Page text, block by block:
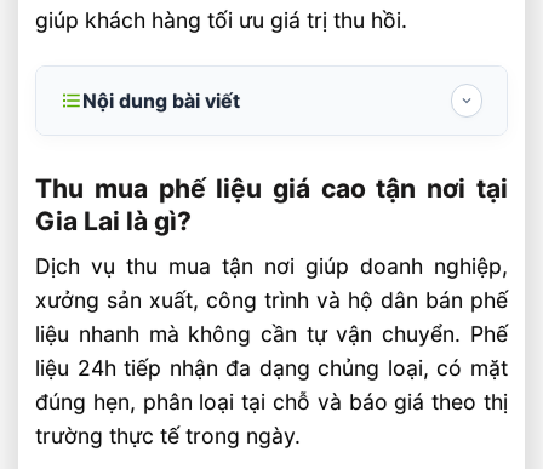
giúp khách hàng tối ưu giá trị thu hồi.
Nội dung bài viết
Lai là gì?
Những loại phế liệu được thu mua mạnh
tại Gia Lai
Quy trình thu mua tận nơi và kinh nghiệm
tối ưu giá bán
Câu hỏi thường gặp về thu mua phế liệu
giá cao tận nơi tại Gia Lai FAQ
Phế liệu 24h có thu mua phế liệu số
Thu mua phế liệu giá cao tận nơi tại
Gia Lai là gì?
Dịch vụ thu mua tận nơi giúp doanh nghiệp,
xưởng sản xuất, công trình và hộ dân bán phế
liệu nhanh mà không cần tự vận chuyển. Phế
liệu 24h tiếp nhận đa dạng chủng loại, có mặt
đúng hẹn, phân loại tại chỗ và báo giá theo thị
trường thực tế trong ngày.